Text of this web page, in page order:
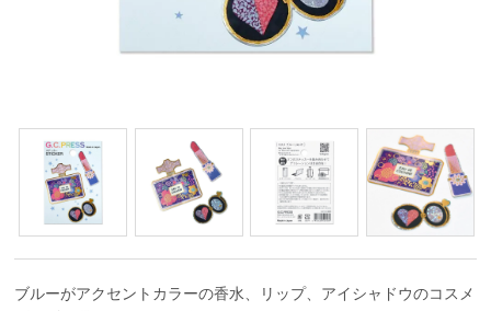
ブルーがアクセントカラーの香水、リップ、アイシャドウのコスメ